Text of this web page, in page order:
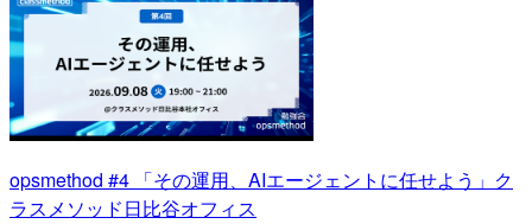
opsmethod #4 「その運用、AIエージェントに任せよう」ク
ラスメソッド日比谷オフィス